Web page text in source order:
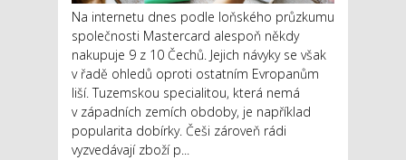
Na internetu dnes podle loňského průzkumu
společnosti Mastercard alespoň někdy
nakupuje 9 z 10 Čechů. Jejich návyky se však
v řadě ohledů oproti ostatním Evropanům
liší. Tuzemskou specialitou, která nemá
v západních zemích obdoby, je například
popularita dobírky. Češi zároveň rádi
vyzvedávají zboží p...